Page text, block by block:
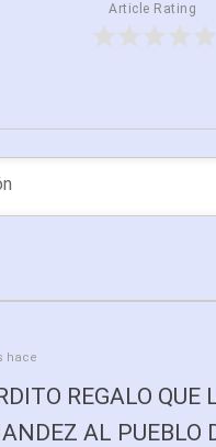
Article Rating
hace
REGALO
AL PUEBLO